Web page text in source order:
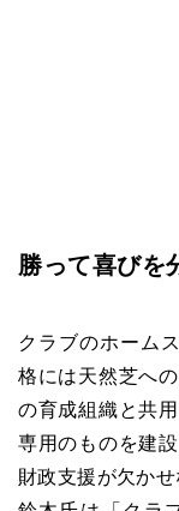
勝って喜びを
クラブのホーム
格には天然芝へ
の育成組織と共
専用のものを建
財政支援が欠かせ